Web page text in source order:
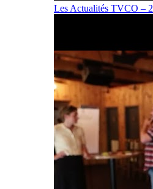
Les Actualités TVCO –